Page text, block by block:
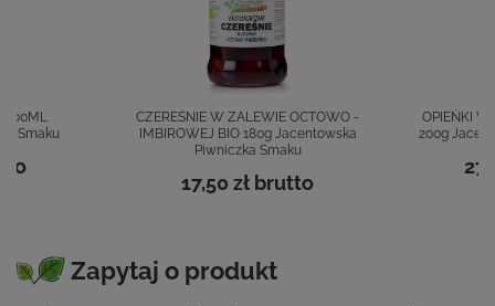
300ML
Smaku
CZEREŚNIE W ZALEWIE OCTOWO -
IMBIROWEJ BIO 180g Jacentowska
Piwniczka Smaku
17,50 zł brutto
OPIEŃKI W
200g
Zapytaj o produkt